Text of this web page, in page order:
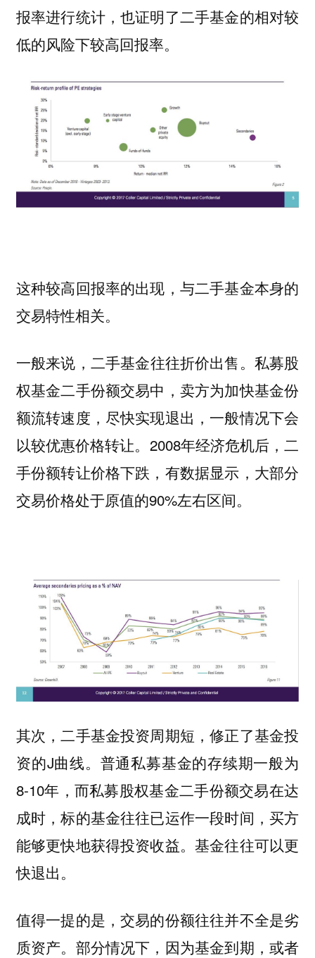
报率进行统计，也证明了二手基金的相对较
低的风险下较高回报率。
这种较高回报率的出现，与二手基金本身的
交易特性相关。
一般来说 ，二手基金往往折价出售。私募股
权基金二手份额交易中，卖方为加快基金份
额流转速度，尽快实现退出，一般情况下会
以较优惠价格转让。2008年经济危机后，二
手份额转让价格下跌，有数据显示，大部分
交易价格处于原值的90%左右区间。
其次，二手基金投资周期短，修正了基金投
资的J曲线。普通私募基金的存续期一般为
8-10年，而私募股权基金二手份额交易在达
成时，标的基金往往已运作一段时间，买方
能够更快地获得投资收益。基金往往可以更
快退出。
值得一提的是，交易的份额往往并不全是劣
质资产。部分情况下，因为基金到期，或者